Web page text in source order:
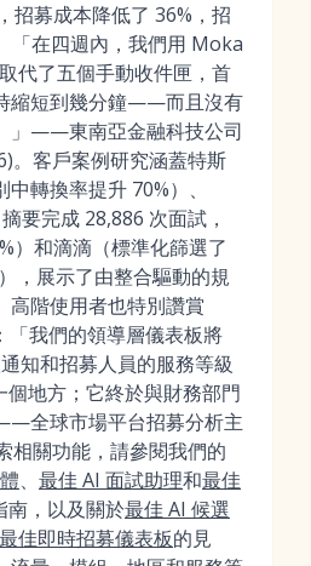
招募成本降低了 36%，招
「在四週內，我們用 Moka
代了五個手動收件匣，首
縮短到幾分鐘——而且沒有
」——東南亞金融科技公司
。客戶案例研究涵蓋特斯
轉換率提升 70%）、
要完成 28,886 次面試，
）和滴滴（標準化篩選了
，展示了由整合驅動的規
高階使用者也特別讚賞
我們的領導層儀表板將
知和招募人員的服務等級
個地方；它終於與財務部門
全球市場平台招募分析主
相關功能，請參閱我們的
、 最佳 AI 面試助理和最佳
南，以及關於最佳 AI 候選
最佳即時招募儀表板的見